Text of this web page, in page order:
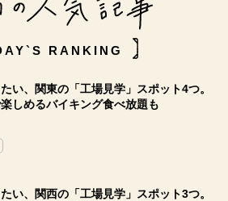
RANKING
い、関東の「工場見学」スポット4つ。
しめるバイキング食べ放題も
い、関西の「工場見学」スポット3つ。